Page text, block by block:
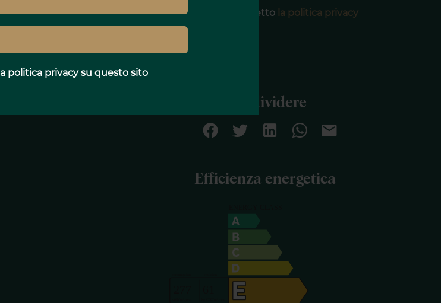
la politica privacysu questo sito
Ho letto ed accetto la politica privacy
su questo sito
INVIARE
Condividere
Efficienza energetica